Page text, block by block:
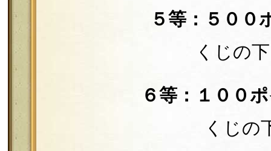
５等：５０
くじの
６等：１００
くじの